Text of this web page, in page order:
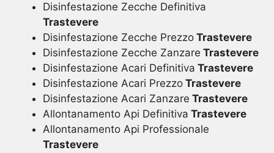
Disinfestazione Zecche Definitiva
Trastevere
Disinfestazione Zecche Prezzo Trastevere
Disinfestazione Zecche Zanzare Trastevere
Disinfestazione Acari Definitiva Trastevere
Disinfestazione Acari Prezzo Trastevere
Disinfestazione Acari Zanzare Trastevere
Allontanamento Api Definitiva Trastevere
Allontanamento Api Professionale
Trastevere